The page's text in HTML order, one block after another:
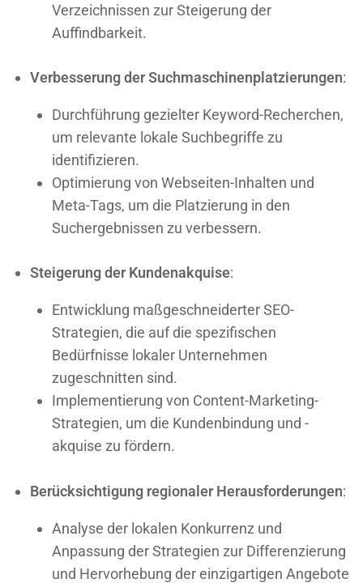
Verzeichnissen zur Steigerung der
Auffindbarkeit.
Verbesserung der Suchmaschinenplatzierungen:
Durchführung gezielter Keyword-Recherchen,
um relevante lokale Suchbegriffe zu
identifizieren.
Optimierung von Webseiten-Inhalten und
Meta-Tags, um die Platzierung in den
Suchergebnissen zu verbessern.
Steigerung der Kundenakquise:
Entwicklung maßgeschneiderter SEO-
Strategien, die auf die spezifischen
Bedürfnisse lokaler Unternehmen
zugeschnitten sind.
Implementierung von Content-Marketing-
Strategien, um die Kundenbindung und -
akquise zu fördern.
Berücksichtigung regionaler Herausforderungen:
Analyse der lokalen Konkurrenz und
Anpassung der Strategien zur Differenzierung
und Hervorhebung der einzigartigen Angebote